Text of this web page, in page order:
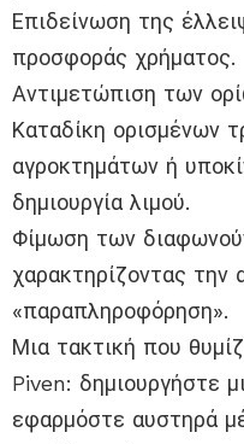
Επιδείνωση της
προσφοράς χρήματος.
Αντιμετώπιση των
Καταδίκη ορισμένων
αγροκτημάτων ή
δημιουργία λιμού.
Φίμωση των
χαρακτηρίζοντας την
«παραπληροφόρηση».
Μια τακτική που
Piven: δημιουργήστε
εφαρμόστε αυστηρά